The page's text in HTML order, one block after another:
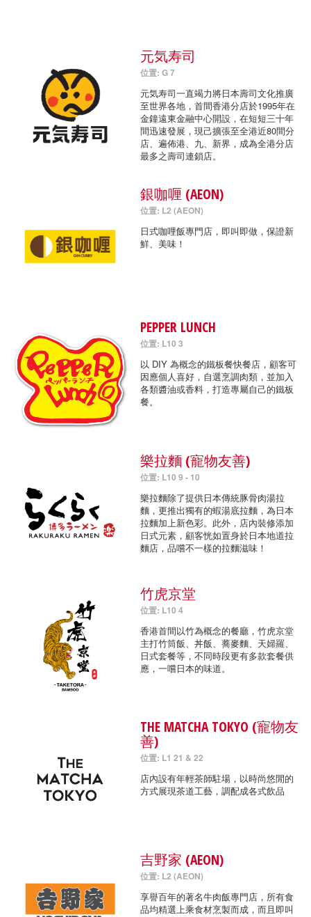
元気寿司
位置: G 7
元気寿司一直竭力將日本壽司文化推廣
至世界各地，首間香港分店於1995年在
金鐘遠東金融中心開設，在短短三十年
間迅速發展，現己擴張至全港近80間分
店、遍佈港、九、新界，成為全港分店
最多之壽司連鎖店。
銀咖喱 (AEON)
位置: L2 (AEON)
日式咖哩飯專門店，即叫即做，保證新
鮮、美味！
PEPPER LUNCH
位置: L10 3
以 DIY 為概念的鐵板餐快餐店，顧客可
因應個人喜好，自選烹調肉類，並加入
各類醬油或香料，打造專屬自己的鐵板
餐。
樂拉麵 (寵物友善)
位置: L10 9 - 10
樂拉麵除了提供日本傳統豚骨肉湯拉
麵，更推出獨有的蝦湯底拉麵，為日本
拉麵加上新色彩。此外，店內裝修添加
日式元素，顧客恍如置身於日本地道拉
麵店，品嚐不一樣的拉麵滋味！
竹虎京堂
位置: L10 4
香港首間以竹為概念的餐廳，竹虎京堂
主打竹筒飯、丼飯、蕎麥麵、天婦羅、
日式套餐等，不同時段更有多款套餐供
應，一嚐日本的味道。
THE MATCHA TOKYO (寵物友
善)
位置: L1 21 & 22
店內設有年輕茶師駐場，以時尚悠閒的
方式展現茶道工藝，調配成各式飲品
吉野家 (AEON)
位置: L2 (AEON)
享譽百年的著名牛肉飯專門店，所有食
品均精選上乘食材烹製而成，而且即叫